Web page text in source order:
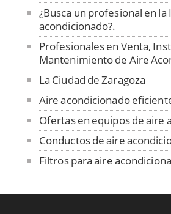
¿Busca un profesional en
acondicionado?.
Profesionales en Venta,
Mantenimiento de Aire
La Ciudad de Zaragoza
Aire acondicionado
Ofertas en equipos de aire
Conductos de aire
Filtros para aire
acondicionado